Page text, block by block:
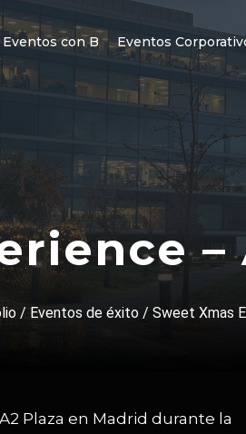
Eventos con B Eventos
–
/ Eventos de éxito / Sweet Xmas
Plaza en Madrid durante la